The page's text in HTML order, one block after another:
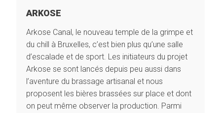
ARKOSE
Arkose Canal, le nouveau temple de la grimpe et
du chill à Bruxelles, c’est bien plus qu’une salle
d’escalade et de sport. Les initiateurs du projet
Arkose se sont lancés depuis peu aussi dans
l’aventure du brassage artisanal et nous
proposent les bières brassées sur place et dont
on peut même observer la production. Parmi